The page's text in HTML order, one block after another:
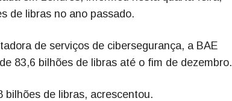
de libras no ano passado.
de serviços de cibersegurança, a BAE
83,6 bilhões de libras até o fim de dezembro.
bilhões de libras, acrescentou.